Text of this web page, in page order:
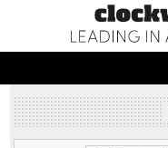
NEWS DESK